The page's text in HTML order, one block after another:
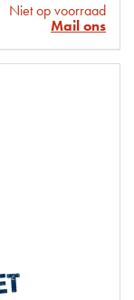
Niet op voorraad
Mail ons